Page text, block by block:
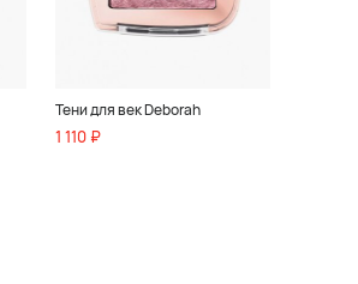
Тени для век Deborah
1 110 ₽